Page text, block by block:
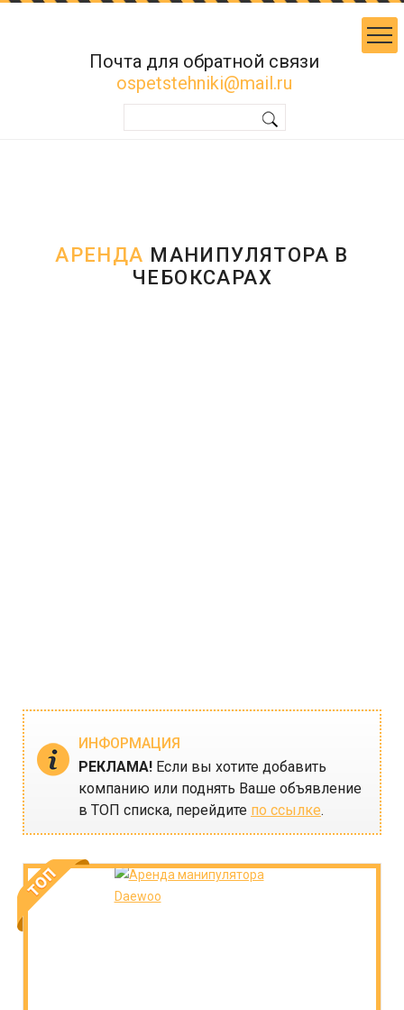
Почта для обратной связи
ospetstehniki@mail.ru
АРЕНДА МАНИПУЛЯТОРА В
ЧЕБОКСАРАХ
ИНФОРМАЦИЯ
РЕКЛАМА! Если вы хотите добавить
компанию или поднять Ваше объявление
в ТОП списка, перейдите по ссылке.